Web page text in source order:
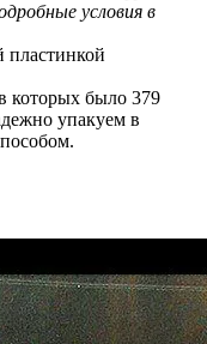
условия в
пластинкой
которых было 379
упакуем в